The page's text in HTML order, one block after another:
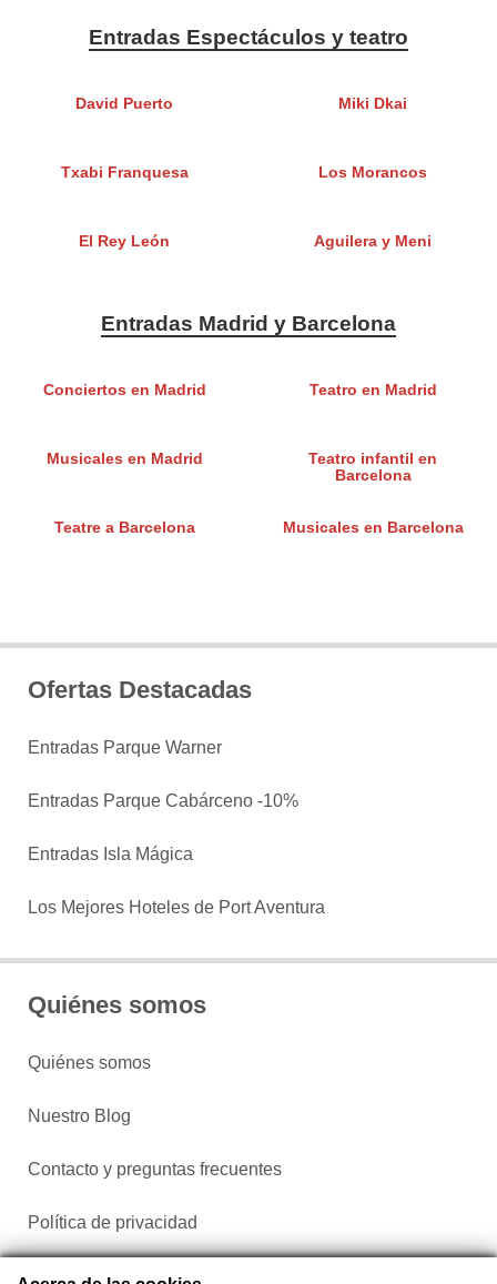
Entradas Espectáculos y teatro
David Puerto Miki Dkai
Txabi Franquesa Los Morancos
El Rey León Aguilera y Meni
Entradas Madrid y Barcelona
Conciertos en Madrid Teatro en Madrid
Musicales en Madrid
Teatro infantil en
Barcelona
Teatre a Barcelona Musicales en Barcelona
Ofertas Destacadas
Entradas Parque Warner
Entradas Parque Cabárceno -10%
Entradas Isla Mágica
Los Mejores Hoteles de Port Aventura
Quiénes somos
Quiénes somos
Nuestro Blog
Contacto y preguntas frecuentes
Política de privacidad
Configurar cookies